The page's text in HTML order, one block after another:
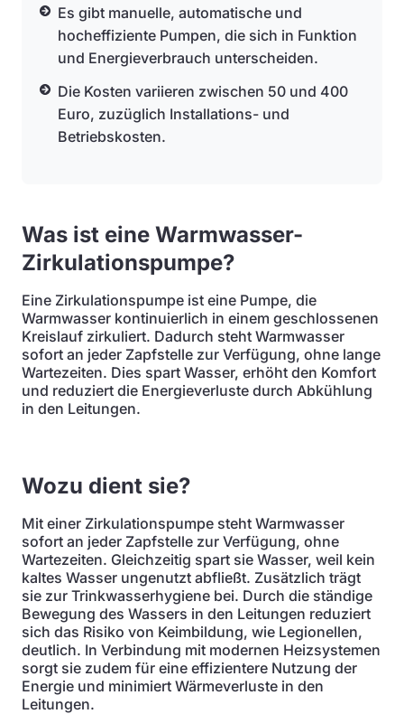
Es gibt manuelle, automatische und
hocheffiziente Pumpen, die sich in Funktion
und Energieverbrauch unterscheiden.
Die Kosten variieren zwischen 50 und 400
Euro, zuzüglich Installations- und
Betriebskosten.
Was ist eine Warmwasser-
Zirkulationspumpe?
Eine Zirkulationspumpe ist eine Pumpe, die
Warmwasser kontinuierlich in einem geschlossenen
Kreislauf zirkuliert. Dadurch steht Warmwasser
sofort an jeder Zapfstelle zur Verfügung, ohne lange
Wartezeiten. Dies spart Wasser, erhöht den Komfort
und reduziert die Energieverluste durch Abkühlung
in den Leitungen.
Wozu dient sie?
Mit einer Zirkulationspumpe steht Warmwasser
sofort an jeder Zapfstelle zur Verfügung, ohne
Wartezeiten. Gleichzeitig spart sie Wasser, weil kein
kaltes Wasser ungenutzt abfließt. Zusätzlich trägt
sie zur Trinkwasserhygiene bei. Durch die ständige
Bewegung des Wassers in den Leitungen reduziert
sich das Risiko von Keimbildung, wie Legionellen,
deutlich. In Verbindung mit modernen Heizsystemen
sorgt sie zudem für eine effizientere Nutzung der
Energie und minimiert Wärmeverluste in den
Leitungen.